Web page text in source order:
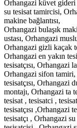
Orhangazi küvet gideri
su tesisat tamircisi,
makine bağlantısı,
Orhangazi bulaşık
ustası, Orhangazi
Orhangazi gizli kaçak
Orhangazi en yakın
tesisatçısı, Orhangazi
Orhangazi sifon tamiri,
tesisatçısı, Orhangazi
montajı, Orhangazi ta
tesisat , tesisatci ,
tesisatçısı ,Orhangazi
tesisatçı , Orhangazi